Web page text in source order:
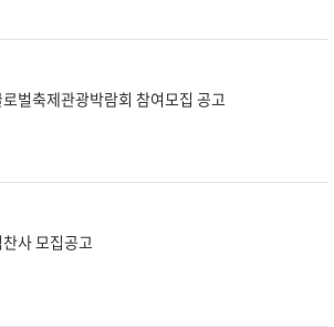
벌축제관광박람회 참여모집 공고
사 모집공고